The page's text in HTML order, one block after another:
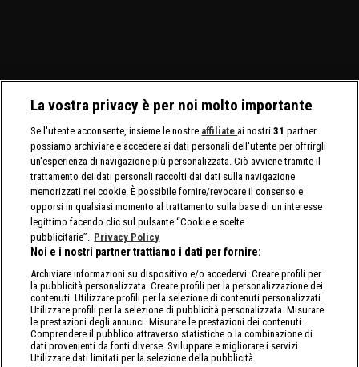
La vostra privacy è per noi molto importante
Se l'utente acconsente, insieme le nostre affiliate ai nostri31 partner
possiamo archiviare e accedere ai dati personali dell'utente per offrirgli
un'esperienza di navigazione più personalizzata. Ciò avviene tramite il
trattamento dei dati personali raccolti dai dati sulla navigazione
memorizzati nei cookie. È possibile fornire/revocare il consenso e
opporsi in qualsiasi momento al trattamento sulla base di un interesse
legittimo facendo clic sul pulsante “Cookie e scelte
pubblicitarie”. Privacy Policy
Noi e i nostri partner trattiamo i dati per fornire:
Archiviare informazioni su dispositivo e/o accedervi. Creare profili per
la pubblicità personalizzata. Creare profili per la personalizzazione dei
contenuti. Utilizzare profili per la selezione di contenuti personalizzati.
Utilizzare profili per la selezione di pubblicità personalizzata. Misurare
le prestazioni degli annunci. Misurare le prestazioni dei contenuti.
Comprendere il pubblico attraverso statistiche o la combinazione di
dati provenienti da fonti diverse. Sviluppare e migliorare i servizi.
Utilizzare dati limitati per la selezione della pubblicità.